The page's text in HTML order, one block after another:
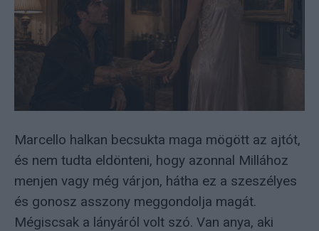
Marcello halkan becsukta maga mögött az ajtót,
és nem tudta eldönteni, hogy azonnal Millához
menjen vagy még várjon, hátha ez a szeszélyes
és gonosz asszony meggondolja magát.
Mégiscsak a lányáról volt szó. Van anya, aki